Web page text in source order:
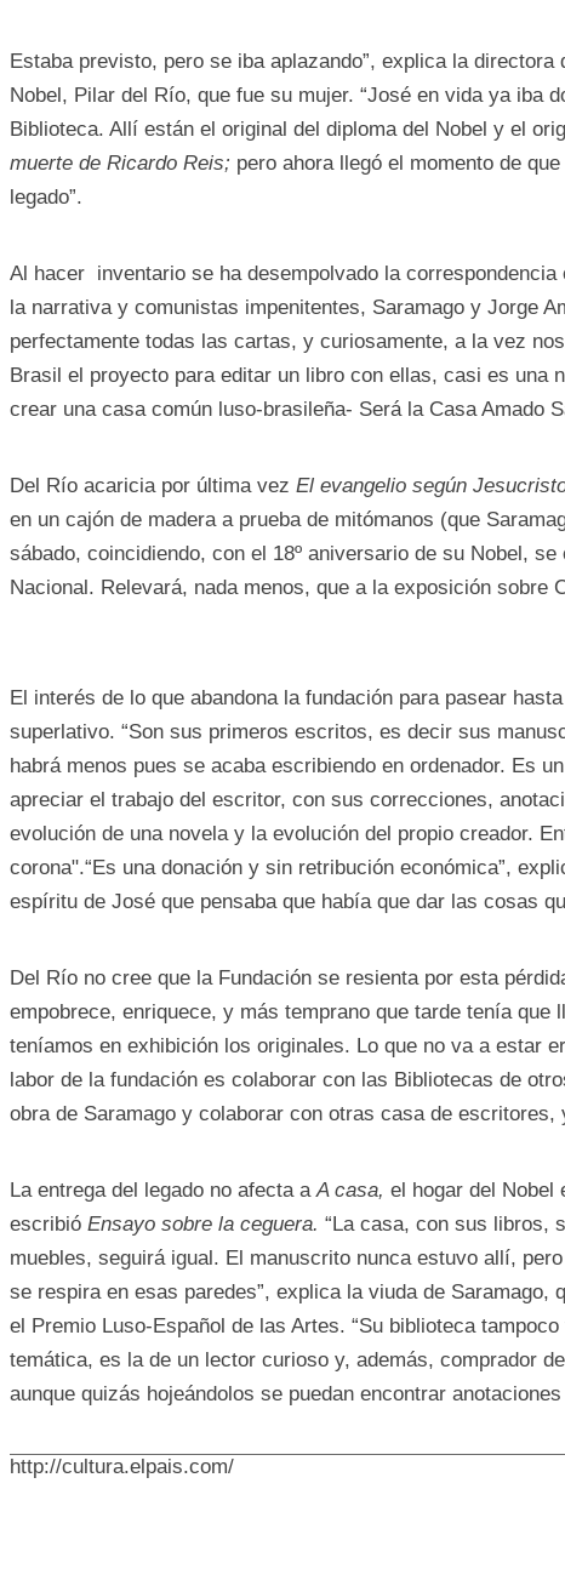
Estaba previsto, pero se iba aplazando”, explica la directora
Nobel, Pilar del Río, que fue su mujer. “José en vida ya iba
Biblioteca. Allí están el original del diploma del Nobel y el
muerte de Ricardo Reis; pero ahora llegó el momento de
legado”.
Al hacer inventario se ha desempolvado la correspondencia
la narrativa y comunistas impenitentes, Saramago y Jorge
perfectamente todas las cartas, y curiosamente, a la vez
Brasil el proyecto para editar un libro con ellas, casi es una
crear una casa común luso-brasileña- Será la Casa Amado
Del Río acaricia por última vez El evangelio según
en un cajón de madera a prueba de mitómanos (que
sábado, coincidiendo, con el 18º aniversario de su Nobel,
Nacional. Relevará, nada menos, que a la exposición sobre
El interés de lo que abandona la fundación para pasear
superlativo. “Son sus primeros escritos, es decir sus
habrá menos pues se acaba escribiendo en ordenador. Es
apreciar el trabajo del escritor, con sus correcciones,
evolución de una novela y la evolución del propio creador.
corona".“Es una donación y sin retribución económica”,
espíritu de José que pensaba que había que dar las cosas
Del Río no cree que la Fundación se resienta por esta
empobrece, enriquece, y más temprano que tarde tenía que
teníamos en exhibición los originales. Lo que no va a estar
labor de la fundación es colaborar con las Bibliotecas de
obra de Saramago y colaborar con otras casa de escritores,
La entrega del legado no afecta aA casa, el hogar del Nobel
escribió Ensayo sobre la ceguera. “La casa, con sus libros,
muebles, seguirá igual. El manuscrito nunca estuvo allí,
se respira en esas paredes”, explica la viuda de Saramago,
el Premio Luso-Español de las Artes. “Su biblioteca
temática, es la de un lector curioso y, además, comprador
aunque quizás hojeándolos se puedan encontrar anotaciones
http://cultura.elpais.com/